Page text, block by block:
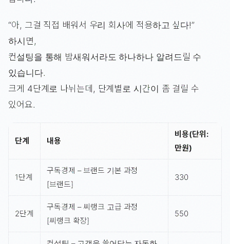
“아, 그걸 직접 배워서 우리 회사에 적용하고 싶다!”
하시면,
컨설팅을 통해 밤새워서라도 하나하나 알려드릴 수
있습니다.
크게 4단계로 나뉘는데, 단계별로 시간이 좀 걸릴 수
있어요.
단계 내용
비용(단위:
만원)
1단계
구독경제 – 브랜드 기본 과정
[브랜드]
330
2단계
구독경제 – 씨랭크 고급 과정
[씨랭크 확장]
550